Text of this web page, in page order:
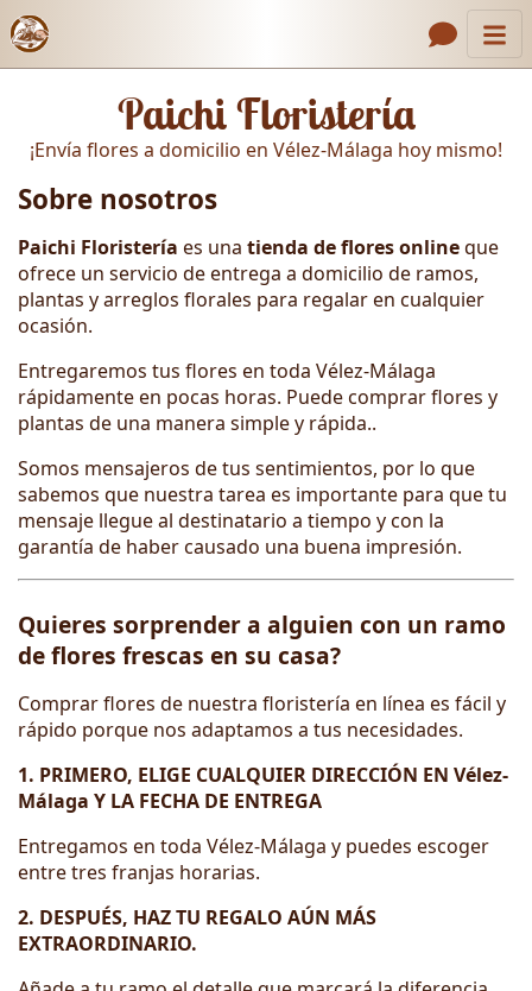
Enlaces de encabezado
Contacto
Galería
Cómo Hacer un Pedido
Llámanos
Paichi Floristería
¡Envía flores a domicilio en Vélez-Málaga hoy mismo!
Sobre nosotros
Paichi Floristería es una tienda de flores onlineque
ofrece un servicio de entrega a domicilio de ramos,
plantas y arreglos florales para regalar en cualquier
ocasión.
Entregaremos tus flores en toda Vélez-Málaga
rápidamente en pocas horas. Puede comprar flores y
plantas de una manera simple y rápida..
Somos mensajeros de tus sentimientos, por lo que
sabemos que nuestra tarea es importante para que tu
mensaje llegue al destinatario a tiempo y con la
garantía de haber causado una buena impresión.
Quieres sorprender a alguien con un ramo
de flores frescas en su casa?
Comprar flores de nuestra floristería en línea es fácil y
rápido porque nos adaptamos a tus necesidades.
1. PRIMERO, ELIGE CUALQUIER DIRECCIÓN EN Vélez-
Málaga Y LA FECHA DE ENTREGA
Entregamos en toda Vélez-Málaga y puedes escoger
entre tres franjas horarias.
2. DESPUÉS, HAZ TU REGALO AÚN MÁS
EXTRAORDINARIO.